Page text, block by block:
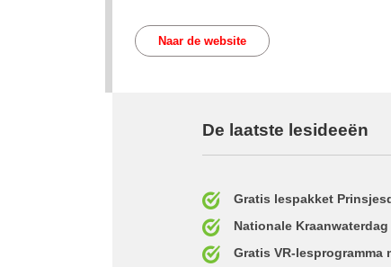
Naar de website
De laatste lesideeën
Gratis lespakket
Nationale Kraanwaterdag
Gratis VR-lesprogramma